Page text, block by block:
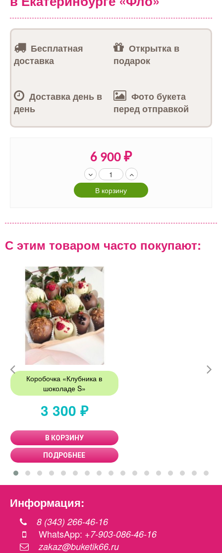
Бесплатная
доставка
Открытка в
подарок
Доставка день в
день
Фото букета
перед отправкой
6 900 ₽
В корзину
С этим товаром часто покупают:
Коробочка «Клубника в
шоколаде S»
3 300 ₽
В КОРЗИНУ
ПОДРОБНЕЕ
Информация:
8 (343) 266-46-16
WhatsApp: +7-903-086-46-16
zakaz@buketik66.ru